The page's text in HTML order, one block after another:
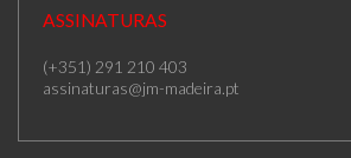
ASSINATURAS
(+351) 291 210 403
assinaturas@jm-madeira.pt